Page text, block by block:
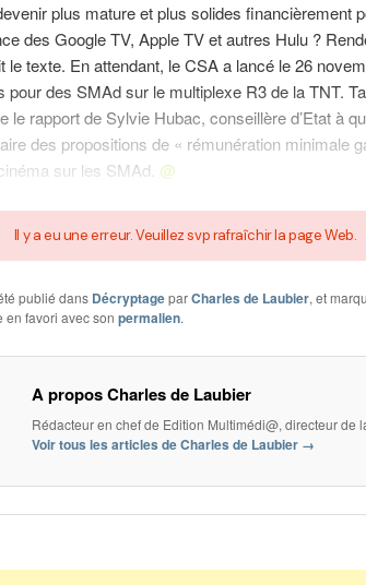
plus mature et plus solides financièrement
des Google TV, Apple TV et autres Hulu ?
le texte. En attendant, le CSA a lancé le 26
pour des SMAd sur le multiplexe R3 de la TNT.
le rapport de Sylvie Hubac, conseillère d’Etat à
des propositions de « rémunération minimale
sur les SMAd. @
Il y a eu une erreur. Veuillez svp rafraîchir la page Web.
publié dans DécryptageparCharles de Laubier, et
en favori avec son permalien.
A propos Charles de Laubier
Rédacteur en chef de Edition Multimédi@, directeur de
Voir tous les articles de Charles de Laubier →